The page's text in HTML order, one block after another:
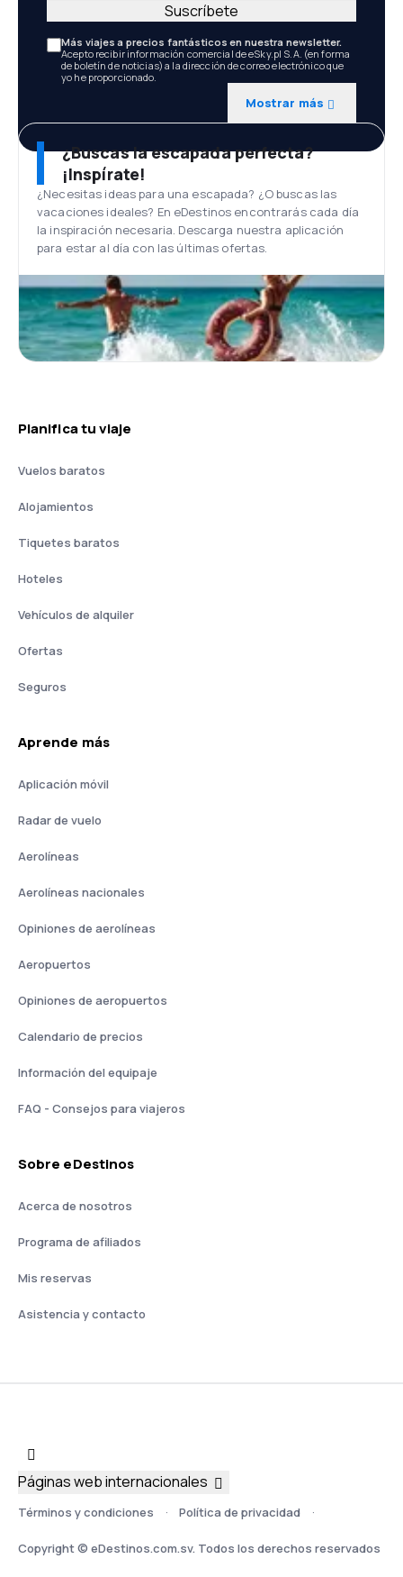
Más viajes a precios fantásticos en nuestra newsletter.
Acepto recibir información comercial de eSky.pl S.A. (en forma
de boletín de noticias) a la dirección de correo electrónico que
yo he proporcionado.
Mostrar más
Suscríbete
¿Buscas la escapada perfecta?
¡Inspírate!
¿Necesitas ideas para una escapada? ¿O buscas las
vacaciones ideales? En eDestinos encontrarás cada día
la inspiración necesaria. Descarga nuestra aplicación
para estar al día con las últimas ofertas.
Planifica tu viaje
Vuelos baratos
Alojamientos
Tiquetes baratos
Hoteles
Vehículos de alquiler
Ofertas
Seguros
Aprende más
Aplicación móvil
Radar de vuelo
Aerolíneas
Aerolíneas nacionales
Opiniones de aerolíneas
Aeropuertos
Opiniones de aeropuertos
Calendario de precios
Información del equipaje
FAQ - Consejos para viajeros
Sobre eDestinos
Acerca de nosotros
Programa de afiliados
Mis reservas
Asistencia y contacto
Términos y condiciones Política de privacidad
Copyright © eDestinos.com.sv. Todos los derechos reservados
Páginas web internacionales